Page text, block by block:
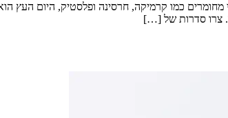
כמו קרמיקה, חרסינה ופלסטיק, היום העץ
צרו סדרות של […]